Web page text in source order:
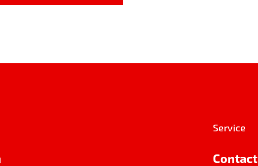
Service
Contact